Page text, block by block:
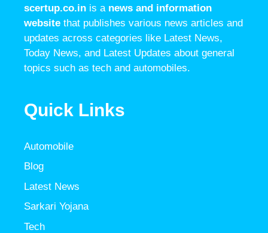
scertup.co.in is a news and information
website that publishes various news articles and
updates across categories like Latest News,
Today News, and Latest Updates about general
topics such as tech and automobiles.
Quick Links
Automobile
Blog
Latest News
Sarkari Yojana
Tech